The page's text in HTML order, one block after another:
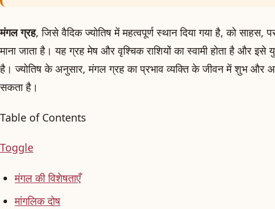
मंगल ग्रह, जिसे वैदिक ज्योतिष में महत्वपूर्ण स्थान दिया गया है, को
माना जाता है। यह ग्रह मेष और वृश्चिक राशियों का स्वामी होता है और इसे
है। ज्योतिष के अनुसार, मंगल ग्रह का प्रभाव व्यक्ति के जीवन में शुभ और
सकता है।
Table of Contents
Toggle
मंगल की विशेषताएँ
मांगलिक दोष